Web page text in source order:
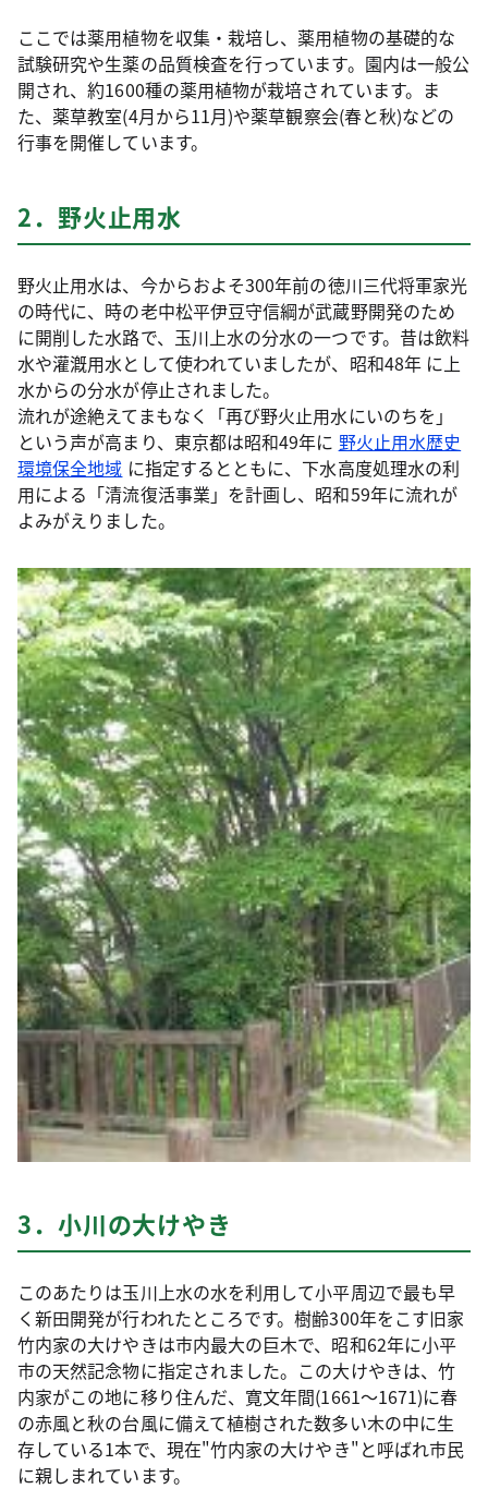
ここでは薬用植物を収集・栽培し、薬用植物の基礎的な
試験研究や生薬の品質検査を行っています。園内は一般公
開され、約1600種の薬用植物が栽培されています。ま
た、薬草教室(4月から11月)や薬草観察会(春と秋)などの
行事を開催しています。
2．野火止用水
野火止用水は、今からおよそ300年前の徳川三代将軍家光
の時代に、時の老中松平伊豆守信綱が武蔵野開発のため
に開削した水路で、玉川上水の分水の一つです。昔は飲料
水や灌漑用水として使われていましたが、昭和48年 に上
水からの分水が停止されました。
流れが途絶えてまもなく「再び野火止用水にいのちを」
という声が高まり、東京都は昭和49年に 野火止用水歴史
環境保全地域 に指定するとともに、下水高度処理水の利
用による「清流復活事業」を計画し、昭和59年に流れが
よみがえりました。
3．小川の大けやき
このあたりは玉川上水の水を利用して小平周辺で最も早
く新田開発が行われたところです。樹齢300年をこす旧家
竹内家の大けやきは市内最大の巨木で、昭和62年に小平
市の天然記念物に指定されました。この大けやきは、竹
内家がこの地に移り住んだ、寛文年間(1661～1671)に春
の赤風と秋の台風に備えて植樹された数多い木の中に生
存している1本で、現在"竹内家の大けやき"と呼ばれ市民
に親しまれています。